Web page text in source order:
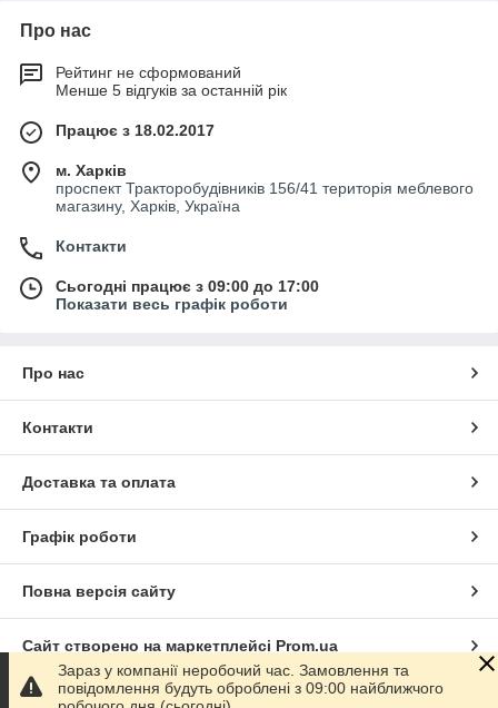
Про нас
Рейтинг не сформований
Менше 5 відгуків за останній рік
Працює з 18.02.2017
м. Харків
проспект Тракторобудівників 156/41 територія меблевого
магазину, Харків, Україна
Контакти
Сьогодні працює з 09:00 до 17:00
Показати весь графік роботи
Про нас
Контакти
Доставка та оплата
Графік роботи
Повна версія сайту
Сайт створено на маркетплейсі Prom.ua
Політика конфіденційності
Зараз у компанії неробочий час. Замовлення та
повідомлення будуть оброблені з 09:00 найближчого